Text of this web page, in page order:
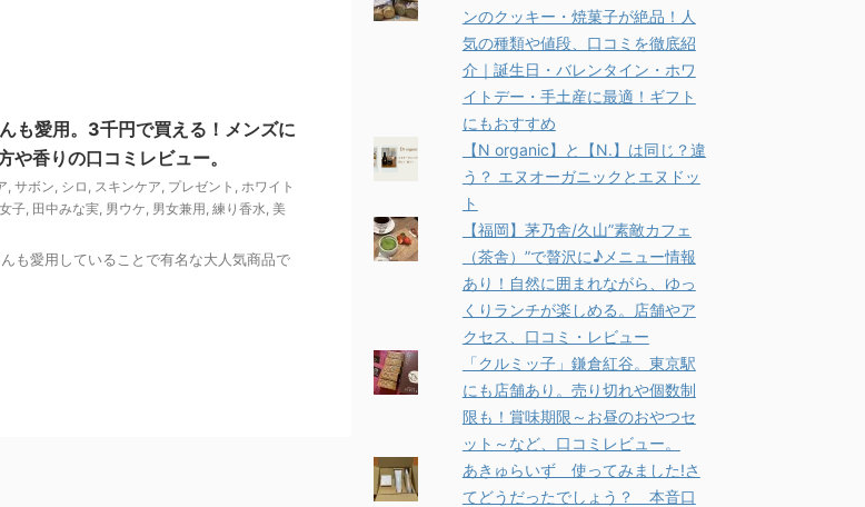
も愛用。3千円で買える！メンズに
や香りの口コミレビュー。
サボン シロ スキンケア プレゼント
ホワイト
女子 田中みな実 男ウケ 男女兼用 練り香水 美
も愛用していることで有名な大人気商品で
ンのクッキー・焼菓子が絶品！人
気の種類や値段、口コミを徹底紹
介｜誕生日・バレンタイン・ホワ
イトデー・手土産に最適！ギフト
にもおすすめ
【N organic】と【N.】は同じ？違
う？ エヌオーガニックとエヌドッ
ト
【福岡】茅乃舎/久山”素敵カフェ
（茶舎）”で贅沢に♪メニュー情報
あり！自然に囲まれながら、ゆっ
くりランチが楽しめる。店舗やア
クセス、口コミ・レビュー
「クルミッ子」鎌倉紅谷。東京駅
にも店舗あり。売り切れや個数制
限も！賞味期限～お昼のおやつセ
ット～など、口コミレビュー。
あきゅらいず 使ってみました!さ
てどうだったでしょう？ 本音口